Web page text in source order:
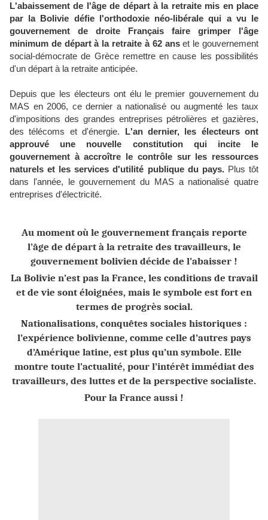
L'abaissement de l'âge de départ à la retraite mis en place
par la Bolivie défie l'orthodoxie néo-libérale qui a vu le
gouvernement de droite Français faire grimper l'âge
minimum de départ à la retraite à 62 ans et le gouvernement
social-démocrate de Grèce remettre en cause les possibilités
d'un départ à la retraite anticipée.
Depuis que les électeurs ont élu le premier gouvernement du
MAS en 2006, ce dernier a nationalisé ou augmenté les taux
d'impositions des grandes entreprises pétrolières et gazières,
des télécoms et d'énergie. L'an dernier, les électeurs ont
approuvé une nouvelle constitution qui incite le
gouvernement à accroître le contrôle sur les ressources
naturels et les services d'utilité publique du pays.Plus tôt
dans l'année, le gouvernement du MAS a nationalisé quatre
entreprises d'électricité.
Au moment où le gouvernement français reporte
l’âge de départ à la retraite des travailleurs, le
gouvernement bolivien décide de l’abaisser !
La Bolivie n’est pas la France, les conditions de travail
et de vie sont éloignées, mais le symbole est fort en
termes de progrès social.
Nationalisations, conquêtes sociales historiques :
l’expérience bolivienne, comme celle d’autres pays
d’Amérique latine, est plus qu’un symbole. Elle
montre toute l’actualité, pour l’intérêt immédiat des
travailleurs, des luttes et de la perspective socialiste.
Pour la France aussi !